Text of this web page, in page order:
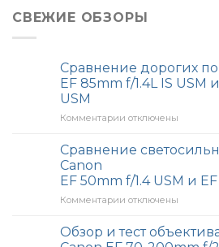
СВЕЖИЕ ОБЗОРЫ
Сравнение дорогих
EF 85mm f/1.4L IS USM
USM
Комментарии к
Сравнение
портретников
Canon
EF
f/1.4L
IS
отключены
Сравнение
Canon
EF 50mm f/1.4 USM и
Комментарии к
Сравнение
светосильных
отключены
Обзор и тест